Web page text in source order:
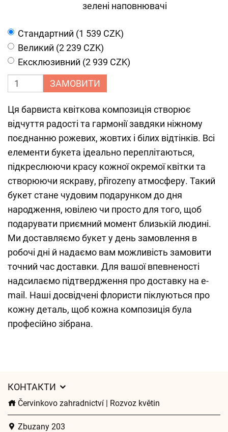
зелені наповнювачі
Cтандартний (1 539 CZK)
Великий (2 239 CZK)
Ексклюзивний (2 939 CZK)
ЗАМОВИТИ
Ця барвиста квіткова композиція створює
відчуття радості та гармонії завдяки ніжному
поєднанню рожевих, жовтих і білих відтінків. Всі
елементи букета ідеально переплітаються,
підкреслюючи красу кожної окремої квітки та
створюючи яскраву, přirozenу атмосферу. Такий
букет стане чудовим подарунком до дня
народження, ювілею чи просто для того, щоб
подарувати приємний момент близькій людині.
Ми доставляємо букет у день замовлення в
робочі дні й надаємо вам можливість замовити
точний час доставки. Для вашої впевненості
надсилаємо підтвердження про доставку на e-
mail. Наші досвідчені флористи піклуються про
кожну деталь, щоб кожна композиція була
професійно зібрана.
КОНТАКТИ
Červinkovo zahradnictví | Rozvoz květin
Zbuzany 203